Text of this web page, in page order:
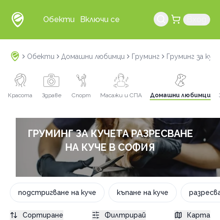
Обекти Включи се
Обекти Домашни любимци Груминг Груминг за
Красота Здраве Спорт Масажи и СПА Домашни любимци
ГРУМИНГ ЗА КУЧЕТА РАЗРЕСВАНЕ
НА КУЧЕ В СОФИЯ
подстригване на куче къпане на куче
Сортиране Филтрирай Карта